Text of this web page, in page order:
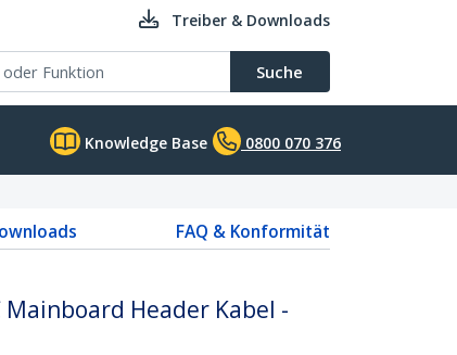
Treiber & Downloads
Suche
Knowledge Base 0800 070 376
FAQ & Konformität
Header Kabel -